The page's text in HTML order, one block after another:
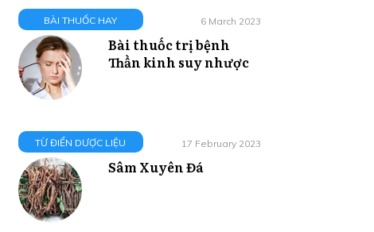
BÀI THUỐC HAY 6 March 2023
Bài thuốc trị bệnh
Thần kinh suy nhược
TỪ ĐIỂN DƯỢC LIỆU 17 February 2023
Sâm Xuyên Đá